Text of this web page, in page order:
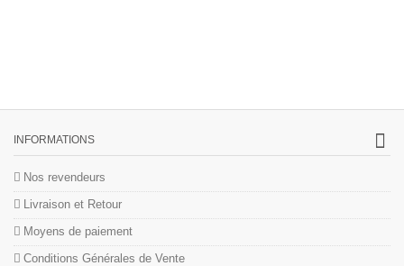
INFORMATIONS
Nos revendeurs
Livraison et Retour
Moyens de paiement
Conditions Générales de Vente